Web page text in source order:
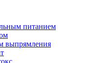
питанием
выпрямления